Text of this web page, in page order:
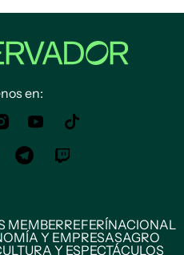
en:
MEMBERREFERÍNACIONAL
Y EMPRESASAGRO
Y ESPECTÁCULOS